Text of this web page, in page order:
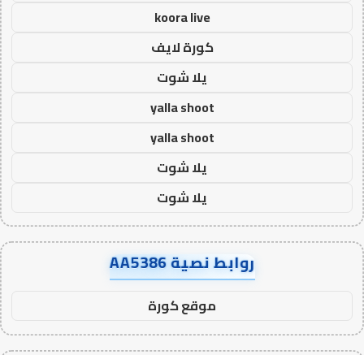
koora live
كورة لايف
يلا شوت
yalla shoot
yalla shoot
يلا شوت
يلا شوت
روابط نصية AA5386
موقع كورة